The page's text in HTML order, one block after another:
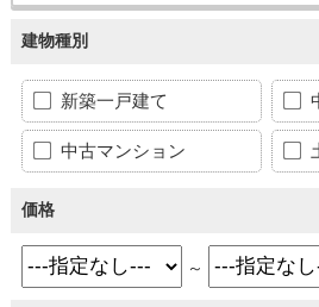
建物種別
新築一戸建て
中古マンション
価格
～